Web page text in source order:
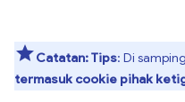
Catatan:Tips: Di samping
termasuk cookie pihak